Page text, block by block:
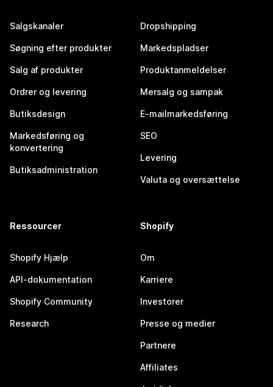
Salgskanaler
Søgning efter produkter
Salg af produkter
Ordrer og levering
Butiksdesign
Markedsføring og
konvertering
Butiksadministration
Dropshipping
Markedspladser
Produktanmeldelser
Mersalg og sampak
E-mailmarkedsføring
SEO
Levering
Valuta og oversættelse
Ressourcer
Shopify Hjælp
API-dokumentation
Shopify Community
Research
Shopify
Om
Karriere
Investorer
Presse og medier
Partnere
Affiliates